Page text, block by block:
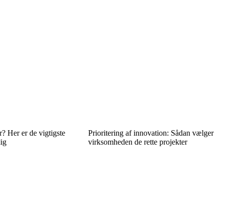
Her er de vigtigste
Prioritering af innovation: Sådan vælger
virksomheden de rette projekter